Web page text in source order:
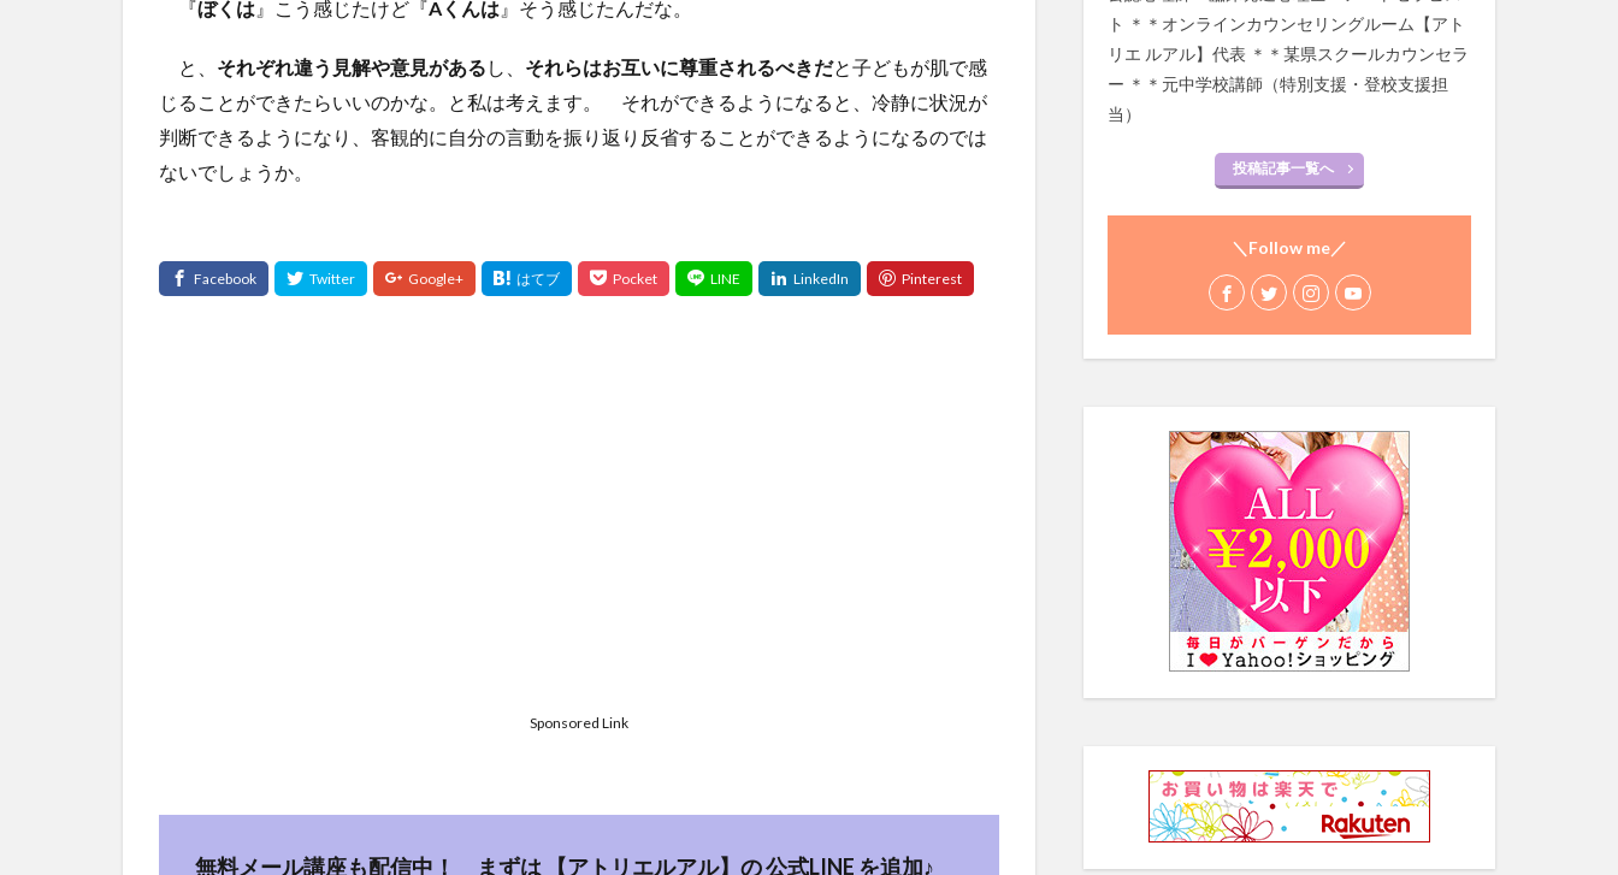
『ぼくは 』こう感じたけど『Aくんは 』そう感じたんだな。
と、 それぞれ違う見解や意見がある し、 それらはお互いに尊重されるべきだと子どもが肌で感
じることができたらいいのかな。と私は考えます。 それができるようになると、冷静に状況が
判断できるようになり、客観的に自分の言動を振り返り反省することができるようになるのでは
ないでしょうか。
Sponsored Link
無料メール講座も配信中！ まずは 【アトリエルアル】の公式LINE を追加♪
ト ＊＊オンラインカウンセリングルーム【アト
リエ ルアル】代表 ＊＊某県スクールカウンセラ
ー ＊＊元中学校講師（特別支援・登校支援担
当）
投稿記事一覧へ
＼Follow me／